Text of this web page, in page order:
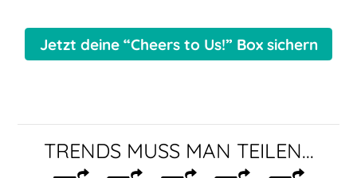
Jetzt deine “Cheers to Us!” Box sichern
TRENDS MUSS MAN TEILEN...